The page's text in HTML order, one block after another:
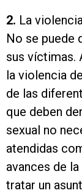
2. La
No se puede
sus víctimas.
la violencia
de las
que deben
sexual no
atendidas
avances de la
tratar un